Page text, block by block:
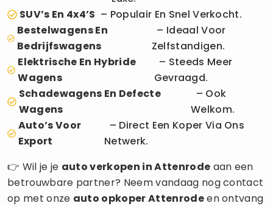
SUV’s En 4x4’s – Populair En Snel Verkocht.
Bestelwagens En
Bedrijfswagens
– Ideaal Voor
Zelfstandigen.
Elektrische En Hybride
Wagens
– Steeds Meer
Gevraagd.
Schadewagens En Defecte
Wagens
– Ook
Welkom.
Auto’s Voor
Export
– Direct Een Koper Via Ons
Netwerk.
👉 Wil je je auto verkopen in Attenrode aan een
betrouwbare partner? Neem vandaag nog contact
op met onze auto opkoperAttenrodeen ontvang